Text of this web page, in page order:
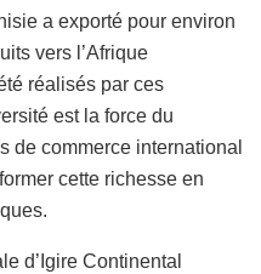
a exporté pour environ
vers l’Afrique
réalisés par ces
est la force du
de commerce international
cette richesse en
d’Igire Continental